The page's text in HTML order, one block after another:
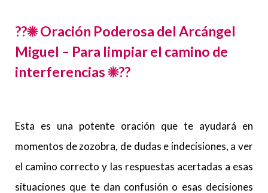
??☀ Oración Poderosa del Arcángel
Miguel – Para limpiar el camino de
interferencias ☀??
Esta es una potente oración que te ayudará en
momentos de zozobra, de dudas e indecisiones, a ver
el camino correcto y las respuestas acertadas a esas
situaciones que te dan confusión o esas decisiones